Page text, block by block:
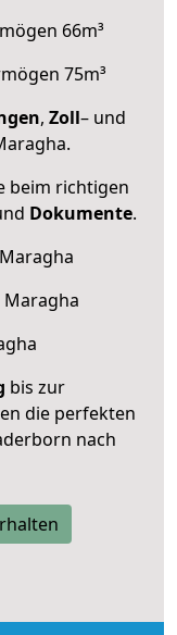
66m³
75m³
, Zoll– und
beim richtigen
Dokumente.
bis zur
die perfekten
nach